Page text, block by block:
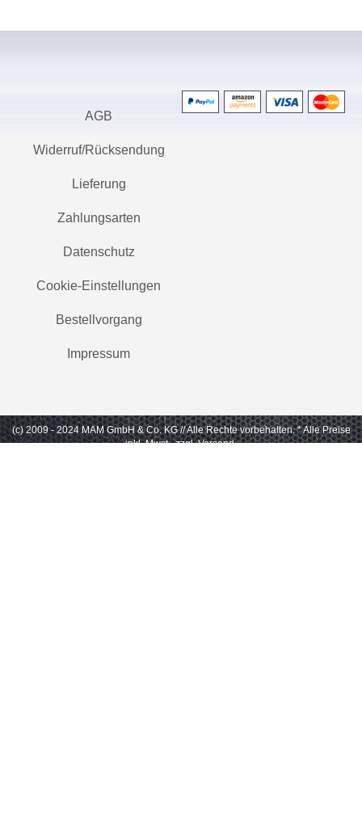
AGB
Widerruf/Rücksendung
Lieferung
Zahlungsarten
Datenschutz
Cookie-Einstellungen
Bestellvorgang
Impressum
(c) 2009 - 2024 MAM GmbH & Co. KG // Alle Rechte vorbehalten. * Alle Preise
inkl. Mwst., zzgl. Versand.